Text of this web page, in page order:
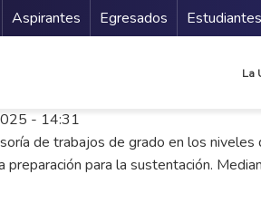
Menu Secundario
Aspirantes Egresados Estudiantes
La
- 14:31
de trabajos de grado en los
para la sustentación.